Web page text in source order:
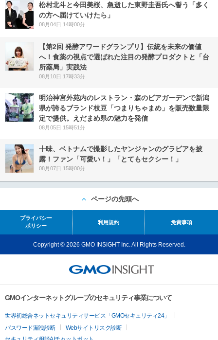
松村北斗と今田美桜、急逝した東野圭吾氏へ誓う「多く
の方へ届けていけたら」
08月04日 14時00分
【第2回 発酵アワードグランプリ】伝統を未来の価値
へ！食薬の視点で選ばれた注目の発酵プロダクトと「台
所薬局」実践法
08月10日 17時33分
明治神宮外苑内のレストラン・森のビアガーデンで新潟
県が誇るブランド枝豆「つまりちゃまめ」を販売数量限
定で提供。えだまめ県の魅力を発信
08月05日 15時51分
十味、ベトナムで撮影したヤンジャンのグラビアを披
露！ファン「可愛い！」「とてもセクシー！」
08月07日 15時00分
ページの先頭へ
プライバシー
ポリシー
利用規約 免責事項
Copyright © 2026 GMO INSIGHT Inc. All Rights Reserved.
GMOインターネットグループのセキュリティ事業について
世界初総合ネットセキュリティサービス「GMOセキュリティ24」
パスワード漏洩診断
Webサイトリスク診断